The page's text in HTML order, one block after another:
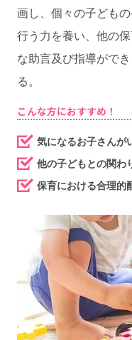
画し、個々の子ども
行う力を養い、他の
な助言及び指導がで
る。
こんな方におすすめ！
気になるお子さんが
他の子どもとの関わ
保育における合理的